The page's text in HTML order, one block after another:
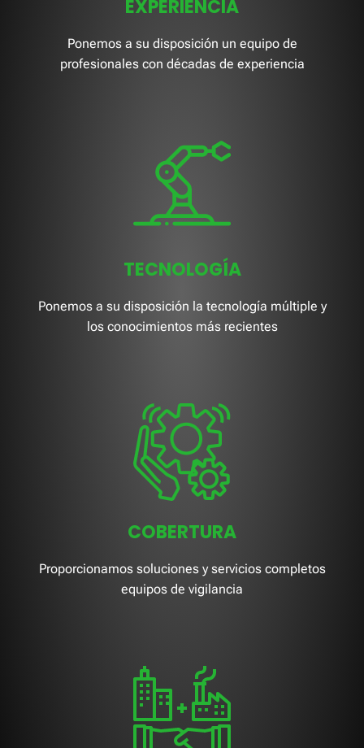
EXPERIENCIA
Ponemos a su disposición un equipo de
profesionales con décadas de experiencia
TECNOLOGÍA
Ponemos a su disposición la tecnología múltiple y
los conocimientos más recientes
COBERTURA
Proporcionamos soluciones y servicios completos
equipos de vigilancia